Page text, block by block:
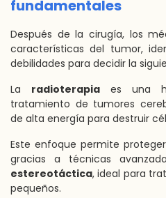
fundamentales
Después de la cirugía, los
características del tumor,
debilidades para decidir la
La radioterapia es una
tratamiento de tumores
de alta energía para destruir
Este enfoque permite
gracias a técnicas
estereotáctica, ideal para
pequeños.